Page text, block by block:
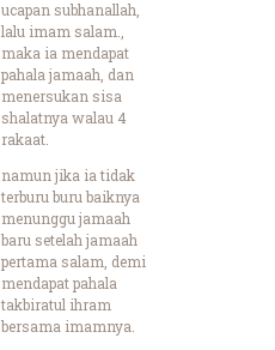
ucapan subhanallah,
lalu imam salam.,
maka ia mendapat
pahala jamaah, dan
menersukan sisa
shalatnya walau 4
rakaat.
namun jika ia tidak
terburu buru baiknya
menunggu jamaah
baru setelah jamaah
pertama salam, demi
mendapat pahala
takbiratul ihram
bersama imamnya.